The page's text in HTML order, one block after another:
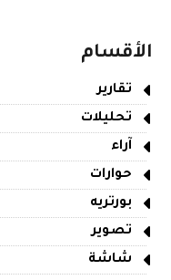
الأقسام
تقارير
تحليلات
آراء
حوارات
بورتريه
تصوير
شاشة